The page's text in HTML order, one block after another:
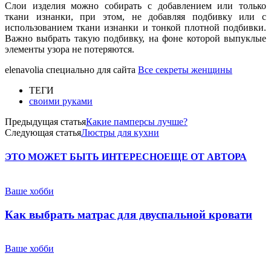
Слои изделия можно собирать с добавлением или только
ткани изнанки, при этом, не добавляя подбивку или с
использованием ткани изнанки и тонкой плотной подбивки.
Важно выбрать такую подбивку, на фоне которой выпуклые
элементы узора не потеряются.
elenavolia специально для сайта Все секреты женщины
ТЕГИ
своими руками
Предыдущая статьяКакие памперсы лучше?
Следующая статьяЛюстры для кухни
ЭТО МОЖЕТ БЫТЬ ИНТЕРЕСНОЕЩЕ ОТ АВТОРА
Ваше хобби
Как выбрать матрас для двуспальной кровати
Ваше хобби